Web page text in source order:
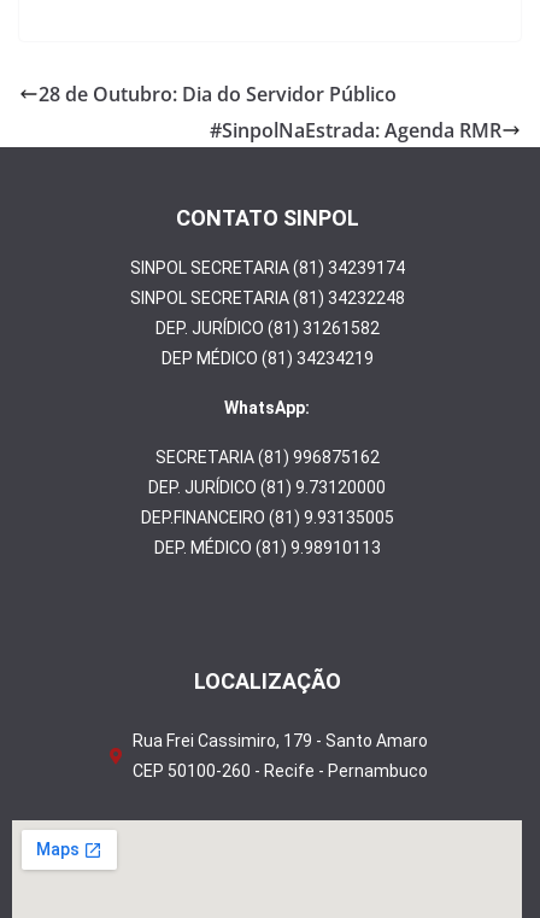
b er e
28 de Outubro: Dia do Servidor Público
#SinpolNaEstrada: Agenda RMR
CONTATO SINPOL
SINPOL SECRETARIA (81) 34239174
SINPOL SECRETARIA (81) 34232248
DEP. JURÍDICO (81) 31261582
DEP MÉDICO (81) 34234219
WhatsApp:
SECRETARIA (81) 996875162
DEP. JURÍDICO (81) 9.73120000
DEP.FINANCEIRO (81) 9.93135005
DEP. MÉDICO (81) 9.98910113
LOCALIZAÇÃO
Rua Frei Cassimiro, 179 - Santo Amaro
CEP 50100-260 - Recife - Pernambuco